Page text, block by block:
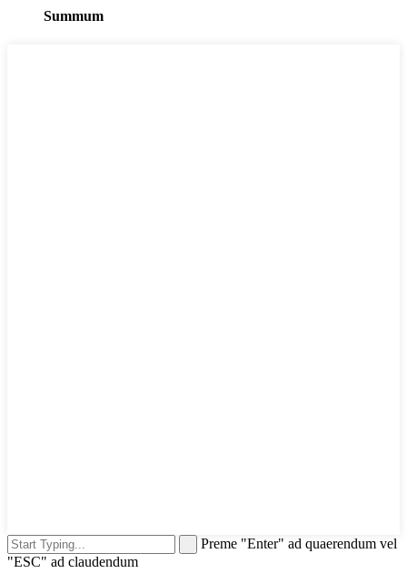
Summum
Preme "Enter" ad quaerendum vel
"ESC" ad claudendum